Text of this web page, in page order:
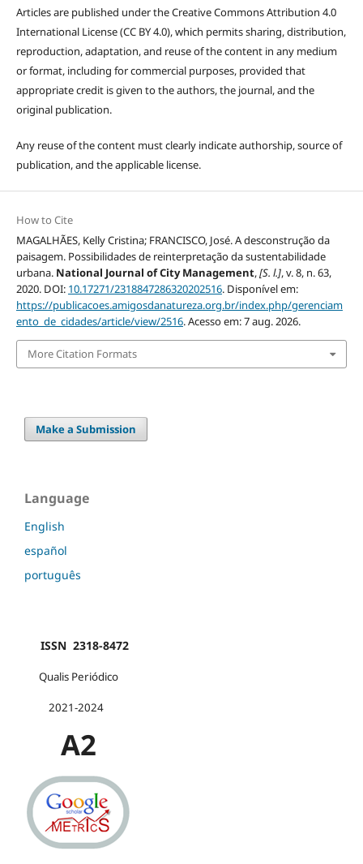
Articles are published under the Creative Commons Attribution 4.0
International License (CC BY 4.0), which permits sharing, distribution,
reproduction, adaptation, and reuse of the content in any medium
or format, including for commercial purposes, provided that
appropriate credit is given to the authors, the journal, and the
original publication.
Any reuse of the content must clearly indicate authorship, source of
publication, and the applicable license.
How to Cite
MAGALHÃES, Kelly Cristina; FRANCISCO, José. A desconstrução da
paisagem. Possibilidades de reinterpretação da sustentabilidade
urbana. National Journal of City Management,[S. l.], v. 8, n. 63,
2020. DOI: 10.17271/2318847286320202516. Disponível em:
https://publicacoes.amigosdanatureza.org.br/index.php/gerenciam
ento_de_cidades/article/view/2516. Acesso em: 7 aug. 2026.
More Citation Formats
Make a Submission
Language
English
español
português
ISSN 2318-8472
Qualis Periódico
2021-2024
A2